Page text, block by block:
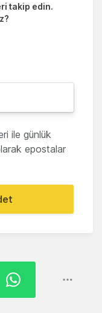
takip edin.
ile günlük
epostalar